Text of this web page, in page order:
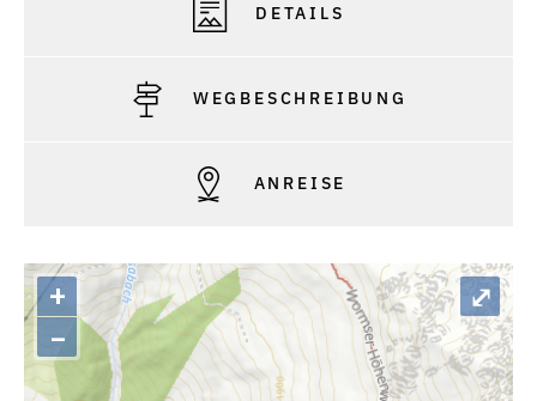
DETAILS
WEGBESCHREIBUNG
ANREISE
+
–
⤢